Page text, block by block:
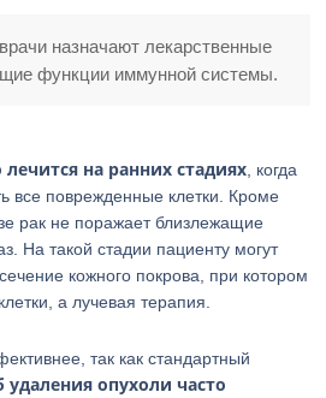
назначают лекарственные
функции иммунной системы.
на ранних стадиях , когда
все поврежденные клетки. Кроме
рак не поражает близлежащие
На такой стадии пациенту могут
кожного покрова, при котором
а лучевая терапия.
так как стандартный
удаления опухоли часто